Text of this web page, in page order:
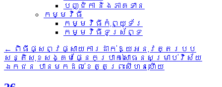
បញ្ជិកា និងភាគទាន
កម្មវិធី
កម្មវិធីកុំព្យូទ័រ
កម្មវិធីទូរស័ព្ទ
←
ពិធីផ្សព្វផ្សាយការដាក់ឱ្យអនុវត្តរបប
សន្តិសុខសង្គមផ្នែកប្រាក់សោធនសម្រាប់វិស័យ
ឯកជន បានមកដល់ខេត្តព្រះសីហនុហើយ